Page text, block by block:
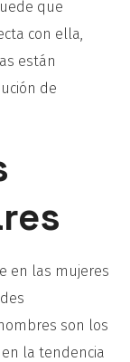
que
con ella,
están
de
en las mujeres
son los
la tendencia